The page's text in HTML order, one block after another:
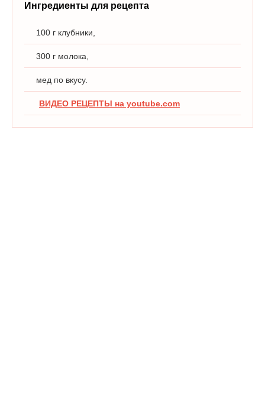
Ингредиенты для рецепта
100 г клубники,
300 г молока,
мед по вкусу.
ВИДЕО РЕЦЕПТЫ на youtube.com